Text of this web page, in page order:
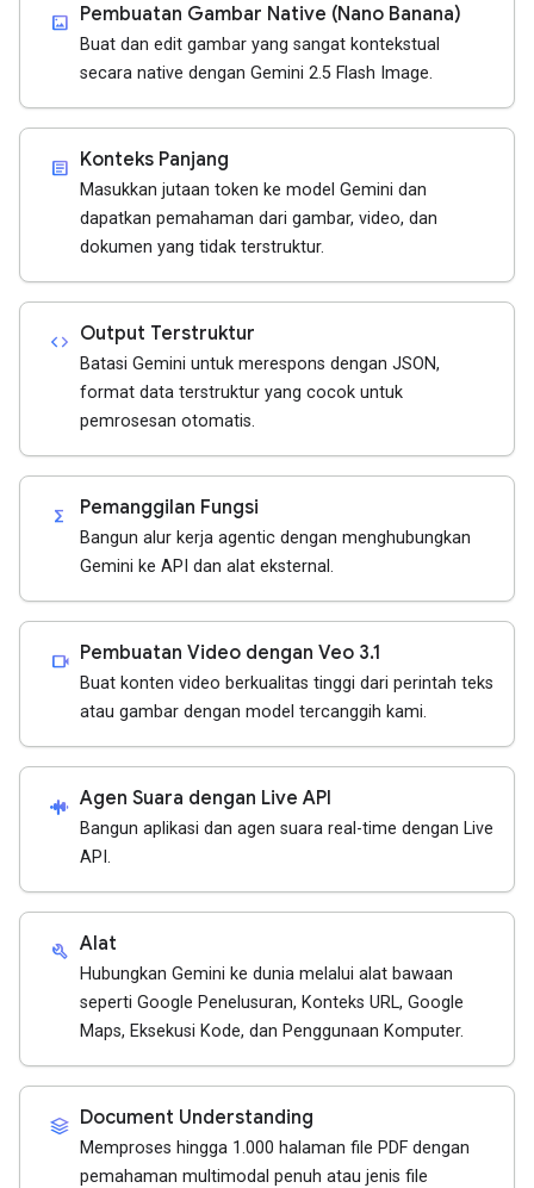
imagesmode Pembuatan Gambar Native (Nano Banana)
Buat dan edit gambar yang sangat kontekstual
secara native dengan Gemini 2.5 Flash Image.
article Konteks Panjang
Masukkan jutaan token ke model Gemini dan
dapatkan pemahaman dari gambar, video, dan
dokumen yang tidak terstruktur.
code Output Terstruktur
Batasi Gemini untuk merespons dengan JSON,
format data terstruktur yang cocok untuk
pemrosesan otomatis.
functions Pemanggilan Fungsi
Bangun alur kerja agentic dengan menghubungkan
Gemini ke API dan alat eksternal.
videocam Pembuatan Video dengan Veo 3.1
Buat konten video berkualitas tinggi dari perintah teks
atau gambar dengan model tercanggih kami.
android_recorder Agen Suara dengan Live API
Bangun aplikasi dan agen suara real-time dengan Live
API.
build Alat
Hubungkan Gemini ke dunia melalui alat bawaan
seperti Google Penelusuran, Konteks URL, Google
Maps, Eksekusi Kode, dan Penggunaan Komputer.
stacks Document Understanding
Memproses hingga 1.000 halaman file PDF dengan
pemahaman multimodal penuh atau jenis file